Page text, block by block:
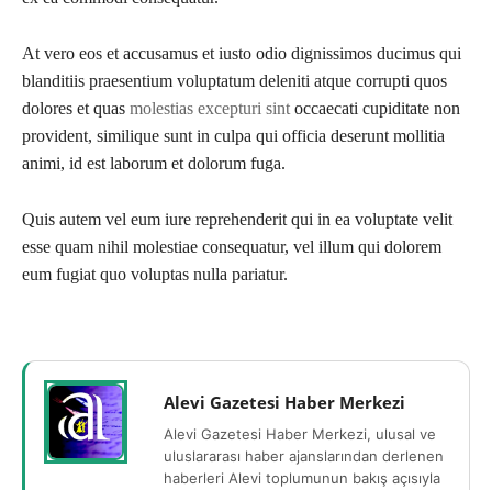
At vero eos et accusamus et iusto odio dignissimos ducimus qui
blanditiis praesentium voluptatum deleniti atque corrupti quos
dolores et quas molestias excepturi sint occaecati cupiditate non
provident, similique sunt in culpa qui officia deserunt mollitia
animi, id est laborum et dolorum fuga.
Quis autem vel eum iure reprehenderit qui in ea voluptate velit
esse quam nihil molestiae consequatur, vel illum qui dolorem
eum fugiat quo voluptas nulla pariatur.
Alevi Gazetesi Haber Merkezi
Alevi Gazetesi Haber Merkezi, ulusal ve
uluslararası haber ajanslarından derlenen
haberleri Alevi toplumunun bakış açısıyla